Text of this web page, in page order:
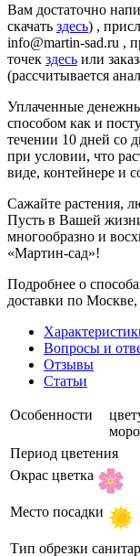
Вам достаточно
скачать здесь) ,
info@martin-sad.ru ,
точек здесь или
(рассчитывается
Уплаченные
способом как и
течении 10 дней со
при условии, что
виде, контейнере и
Сажайте растения,
Пусть в Вашей
многообразно и
«Мартин-сад»!
Подробнее о
доставки по
Вопросы и
Отзывы
Статьи
Особенности
Период цветения
Окрас цветка
Место посадки
Тип обрезки